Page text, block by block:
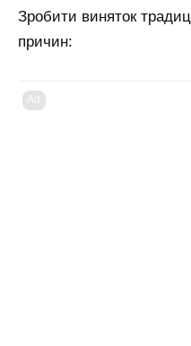
Зробити виняток
причин:
Ad